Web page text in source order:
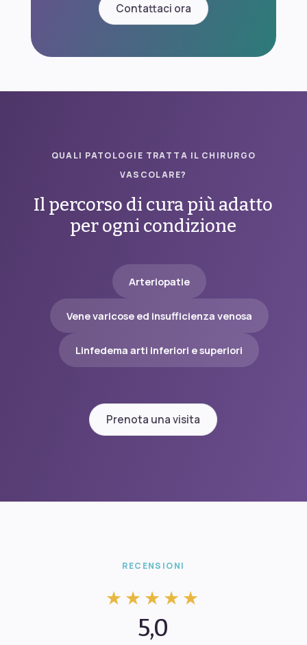
Contattaci ora
QUALI PATOLOGIE TRATTA IL CHIRURGO
VASCOLARE?
Il percorso di cura più adatto
per ogni condizione
Arteriopatie
Vene varicose ed insufficienza venosa
Linfedema arti inferiori e superiori
Prenota una visita
RECENSIONI
★★★★★
5,0